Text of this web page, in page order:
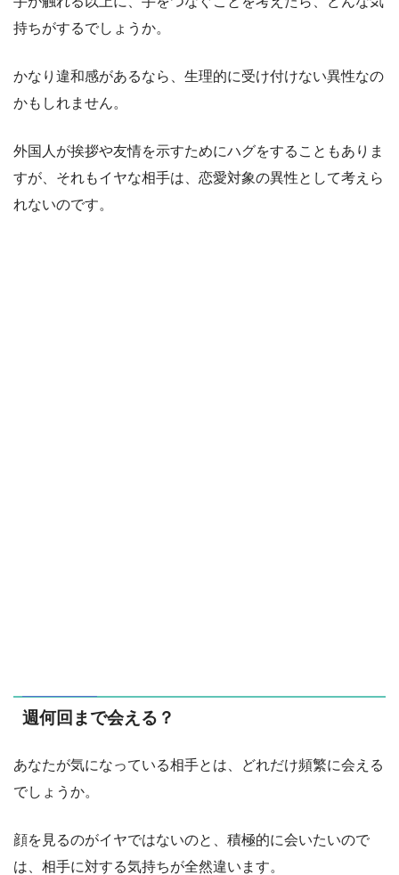
持ちがするでしょうか。
かなり違和感があるなら、生理的に受け付けない異性なの
かもしれません。
外国人が挨拶や友情を示すためにハグをすることもありま
すが、それもイヤな相手は、恋愛対象の異性として考えら
れないのです。
週何回まで会える？
あなたが気になっている相手とは、どれだけ頻繁に会える
でしょうか。
顔を見るのがイヤではないのと、積極的に会いたいので
は、相手に対する気持ちが全然違います。